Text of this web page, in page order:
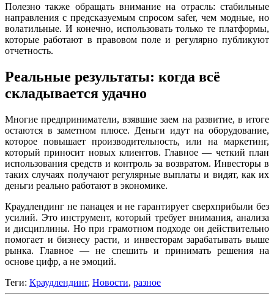
Полезно также обращать внимание на отрасль: стабильные
направления с предсказуемым спросом safer, чем модные, но
волатильные. И конечно, использовать только те платформы,
которые работают в правовом поле и регулярно публикуют
отчетность.
Реальные результаты: когда всё
складывается удачно
Многие предприниматели, взявшие заем на развитие, в итоге
остаются в заметном плюсе. Деньги идут на оборудование,
которое повышает производительность, или на маркетинг,
который приносит новых клиентов. Главное — четкий план
использования средств и контроль за возвратом. Инвесторы в
таких случаях получают регулярные выплаты и видят, как их
деньги реально работают в экономике.
Краудлендинг не панацея и не гарантирует сверхприбыли без
усилий. Это инструмент, который требует внимания, анализа
и дисциплины. Но при грамотном подходе он действительно
помогает и бизнесу расти, и инвесторам зарабатывать выше
рынка. Главное — не спешить и принимать решения на
основе цифр, а не эмоций.
Теги: Краудлендинг, Новости, разное